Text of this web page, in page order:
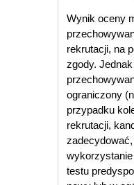
Wynik oceny
rekrutacji, na
zgody.
ograniczony
przypadku
rekrutacji,
testu